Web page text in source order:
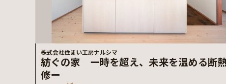
株式会社住まい工房ナルシマ
紡ぐの家 ー時を超え、未来を温める断
修ー